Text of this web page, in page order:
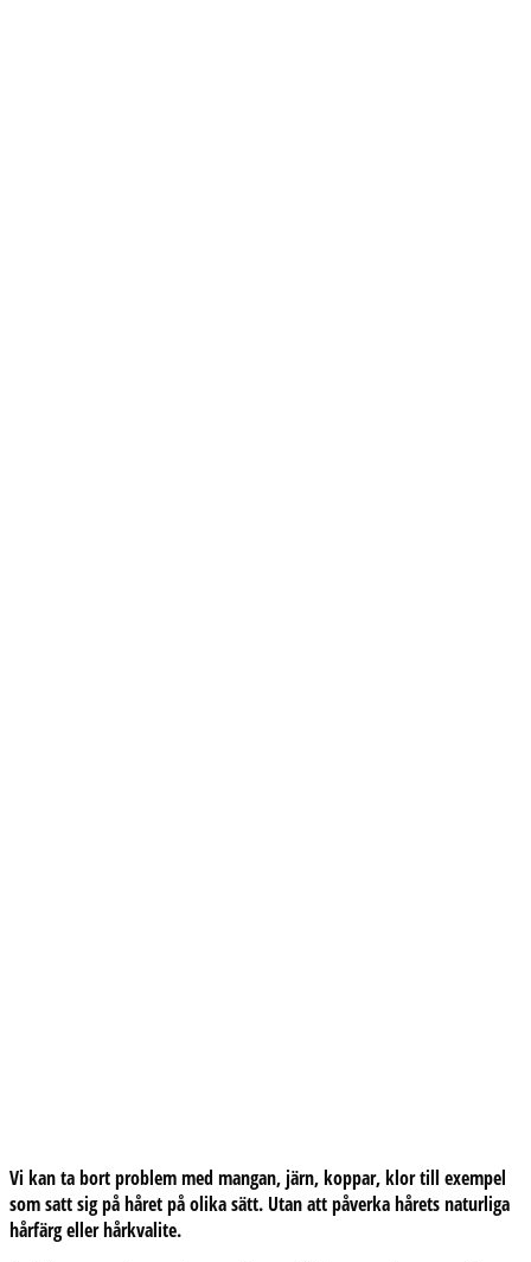
Vi kan ta bort problem med mangan, järn, koppar, klor till exempel
som satt sig på håret på olika sätt. Utan att påverka hårets naturliga
hårfärg eller hårkvalite.